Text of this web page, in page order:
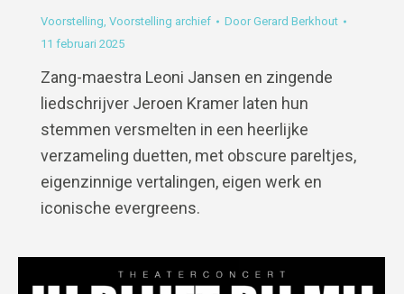
Voorstelling, Voorstelling archief DoorGerard Berkhout
11 februari 2025
Zang-maestra Leoni Jansen en zingende
liedschrijver Jeroen Kramer laten hun
stemmen versmelten in een heerlijke
verzameling duetten, met obscure pareltjes,
eigenzinnige vertalingen, eigen werk en
iconische evergreens.